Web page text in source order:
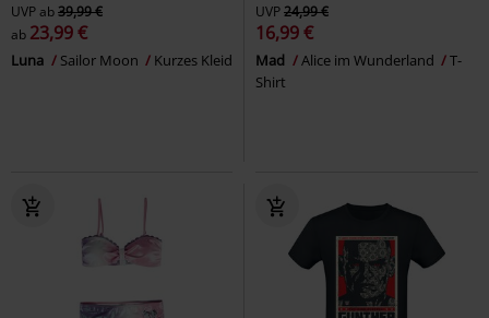
UVPab39,99 €
ab 23,99 €
Luna Sailor Moon Kurzes Kleid
UVP24,99 €
16,99 €
Mad Alice im Wunderland
T-
Shirt